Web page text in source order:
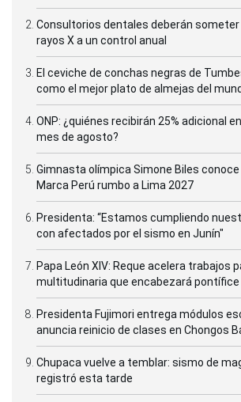
Consultorios dentales deberán someter
rayos X a un control anual
El ceviche de conchas negras de
como el mejor plato de almejas del
ONP: ¿quiénes recibirán 25% adicional
mes de agosto?
Gimnasta olímpica Simone Biles
Marca Perú rumbo a Lima 2027
Presidenta: “Estamos cumpliendo
con afectados por el sismo en Junín"
Papa León XIV: Reque acelera trabajos
multitudinaria que encabezará pontífice
Presidenta Fujimori entrega módulos
anuncia reinicio de clases en Chongos
Chupaca vuelve a temblar: sismo de
registró esta tarde